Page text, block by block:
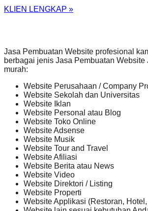
KLIEN LENGKAP »
Jasa Pembuatan Website profesional
berbagai jenis Jasa Pembuatan Website
murah:
Website Perusahaan / Company
Website Sekolah dan Universitas
Website Iklan
Website Personal atau Blog
Website Toko Online
Website Adsense
Website Musik
Website Tour and Travel
Website Afiliasi
Website Berita atau News
Website Video
Website Direktori / Listing
Website Properti
Website Applikasi (Restoran,